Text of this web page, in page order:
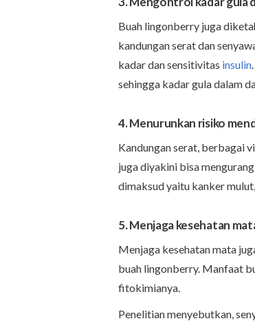
Buah lingonberry juga
kandungan serat dan
kadar dan sensitivitas insulin
sehingga kadar gula dalam
4. Menurunkan risiko
Kandungan serat, berbagai
juga diyakini bisa
dimaksud yaitu kanker
5. Menjaga kesehatan
Menjaga kesehatan mata
buah lingonberry. Manfaat
fitokimianya.
Penelitian menyebutkan,